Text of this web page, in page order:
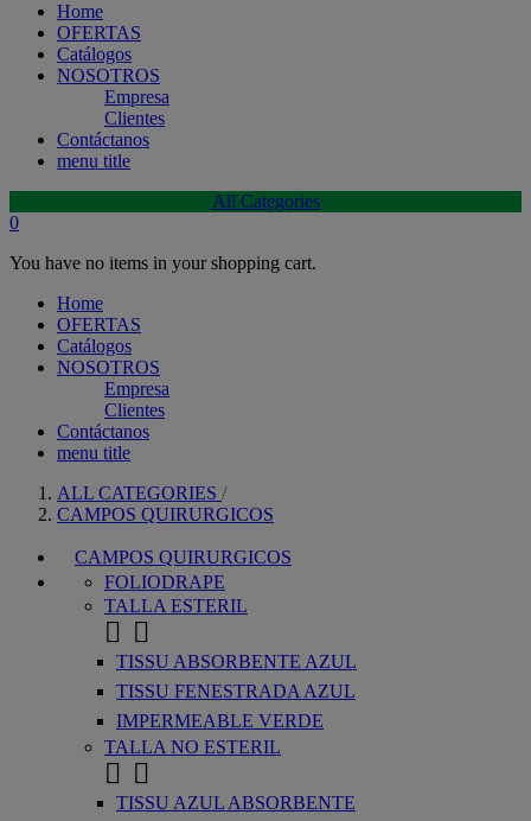
Home
OFERTAS
Catálogos
NOSOTROS
Empresa
Clientes
Contáctanos
menu title
All Categories
0
You have no items in your shopping cart.
Home
OFERTAS
Catálogos
NOSOTROS
Empresa
Clientes
Contáctanos
menu title
ALL CATEGORIES
CAMPOS QUIRURGICOS
CAMPOS QUIRURGICOS
FOLIODRAPE
TALLA ESTERIL
 
TISSU ABSORBENTE AZUL
TISSU FENESTRADA AZUL
IMPERMEABLE VERDE
TALLA NO ESTERIL
 
TISSU AZUL ABSORBENTE